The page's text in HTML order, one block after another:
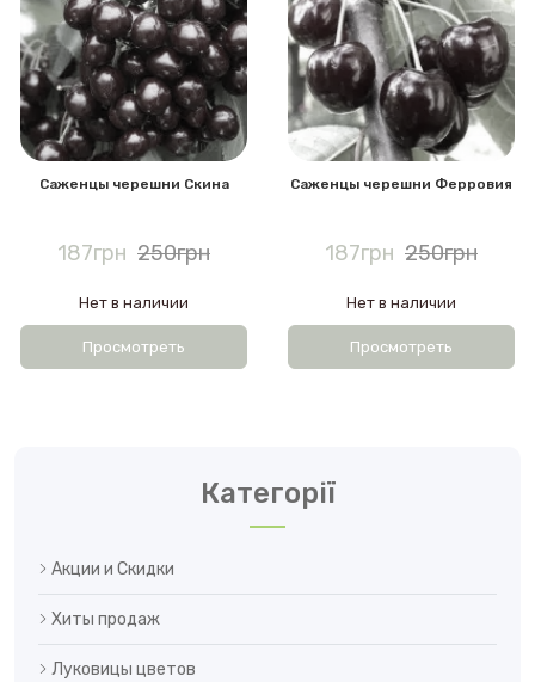
Категорії
Акции и Скидки
Хиты продаж
Луковицы цветов
Саженцы черешни Скина
187грн 250грн
Нет в наличии
Просмотреть
Саженцы черешни Ферровия
187грн 250грн
Нет в наличии
Просмотреть